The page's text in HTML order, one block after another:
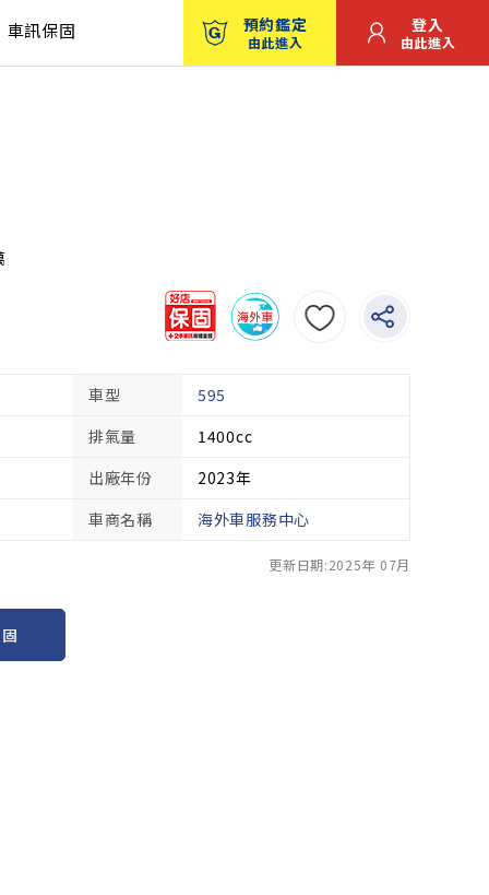
車訊保固 預約鑑定
由此進入
登入
由此進入
車型
595
排氣量
1400cc
出廠年份
2023年
車商名稱 海外車服務中心
更新日期:2025年 07月